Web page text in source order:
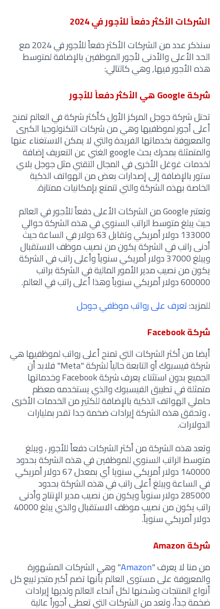
الشركات الأكثر دفعاً للأجور في 2024
سنذكر عدد من الشركات الأكثر دفعاً للأجور في 2024 مع
الحد الأعلى والأدنى لأجور الموظفين بالإضافة لمتوسط
هذه الأجور فيها, وهي كالتالي:
شركة Google هي الأكثر دفعاً للأجور
تحتل شركة جوجل المركز الأول كأكثر شركة في العالم تمنح
أعلى أجور لموظفيها وهي من شركات التكنولوجيا الكبرى
والمعروفة بخدماتها الفريدة والتي لا يمكن الاستغناء عنها
والمتمثلة بمحرك بحث google الغني عن التعريف إضافة
لخدمات غوغل الأخرى في المجال التقني مثل جوجل بلاي
ستور بالإضافة إلى إصدارات بعض من الهواتف الذكية
الخاصة بهذه الشركة والتي تتمتع بإمكانيات ممتازة.
وتعتبر Google من الشركات الأعلى دفعاً للأجور في العالم
حيث يبلغ متوسط الراتب السنوي في هذه الشركة حوالي
133000 دولار أمريكي وتقابل 63 دولار في الساعة حيث
أدنى راتب في الشركة يكون من نصيب موظف الاستقبال
ويبلغ 37000 دولار أمريكي سنوياً وأعلى راتب في الشركة
يكون من نصيب مدير الأمور المالية في الشركة براتب
600000 دولار أمريكي سنوياً وهذا أعلى راتب في العالم.
للمزيد:تعرف على رواتب موظفي جوجل
شركة Facebook
أيضا من أكثر الشركات التي تمنح أعلى رواتب لموظفيها هي
شركة فيسبوك أو التابعة حالياً لشركة "Meta" فلابد أن
الجميع بدون استثناء يعرف شركة Facebook وخدماتها
متمثلة في تطبيق الفيسبوك والذي يستخدمه معظم
حاملي الهواتف الذكية بالإضافة للكثير من الخدمات الأخرى
، وتحقق هذه الشركة إيرادات ضخمة جدا تقدر بمليارات
الدولارات.
وتعد هذه الشركة من أكثر الشركات دفعاً للأجور ، ويبلغ
متوسط الراتب السنوي للموظفين في هذه الشركة بحدود
140000 دولار أمريكي سنويا أي بمعدل 67 دولار أمريكي
في الساعة ويبلغ أعلى راتب في هذه الشركة بحدود
285000 دولار سنوياً ويكون من نصيب مدير الإنتاج وأدنى
راتب يكون من نصيب موظف الاستقبال والذي يبلغ 40000
دولار أمريكي سنوياً.
شركة Amazon
من منا لا يعرف "Amazon" وهي الشركات المشهورة
والمعروفة على مستوى العالم بأنها تضم أكبر متجر لبيع كل
أنواع المنتجات وشحنها لكل أنحاء العالم ولديها إيرادات
ضخمة جداً، وتعد من الشركات التي تعطى أجوراً عالية